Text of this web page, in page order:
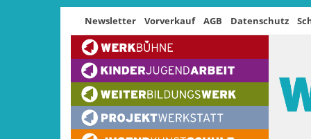
Newsletter Vorverkauf AGB Datenschutz